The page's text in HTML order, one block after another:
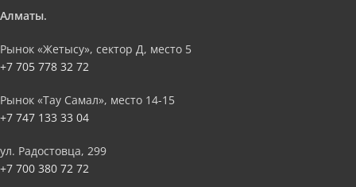
Алматы.
Рынок «Жетысу», сектор Д, место 5
+7 705 778 32 72
Рынок «Тау Самал», место 14-15
+7 747 133 33 04
ул. Радостовца, 299
+7 700 380 72 72